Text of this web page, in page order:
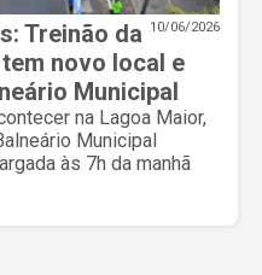
10/06/2026
Treinão da
novo local e
Municipal
na Lagoa Maior,
Municipal
às 7h da manhã